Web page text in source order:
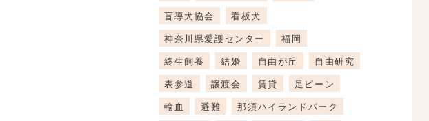
盲導犬協会
看板犬
神奈川県愛護センター
福岡
終生飼養
結婚 自由が丘
自由研究
表参道
譲渡会 賃貸
足ピーン
輸血
避難 那須ハイランドパーク